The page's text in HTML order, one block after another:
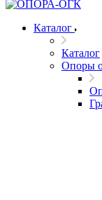
Каталог
Каталог
Опоры